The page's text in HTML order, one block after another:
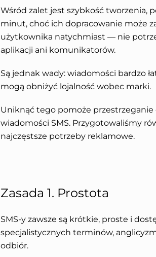
Wśród zalet jest szybkość tworzenia,
minut, choć ich dopracowanie może
użytkownika natychmiast — nie
aplikacji ani komunikatorów.
Są jednak wady: wiadomości bardzo
mogą obniżyć lojalność wobec marki.
Uniknąć tego pomoże
wiadomości SMS. Przygotowaliśmy
najczęstsze potrzeby reklamowe.
Zasada 1. Prostota
SMS-y zawsze są krótkie, proste i
specjalistycznych terminów,
odbiór.